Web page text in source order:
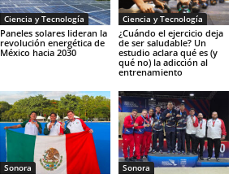
Ciencia y Tecnología
Paneles solares lideran la
revolución energética de
México hacia 2030
Ciencia y Tecnología
¿Cuándo el ejercicio deja
de ser saludable? Un
estudio aclara qué es (y
qué no) la adicción al
entrenamiento
Sonora Sonora